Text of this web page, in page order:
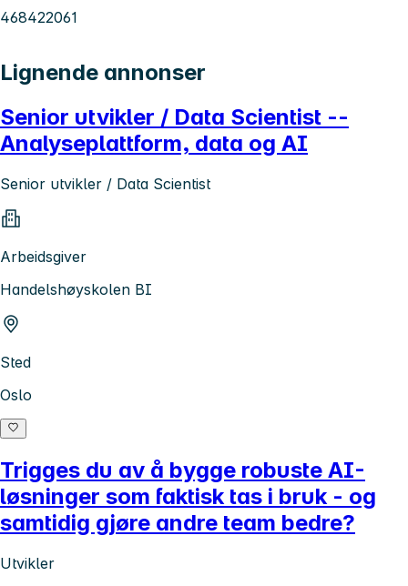
468422061
Lignende annonser
Senior utvikler / Data Scientist --
Analyseplattform, data og AI
Senior utvikler / Data Scientist
Arbeidsgiver
Handelshøyskolen BI
Sted
Oslo
Trigges du av å bygge robuste AI-
løsninger som faktisk tas i bruk - og
samtidig gjøre andre team bedre?
Utvikler